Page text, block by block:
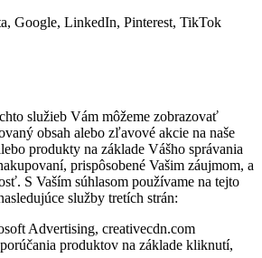
Google, LinkedIn, Pinterest, TikTok
služieb Vám môžeme zobrazovať
obsah alebo zľavové akcie na naše
produkty na základe Vášho správania
prispôsobené Vašim záujmom, a
S Vaším súhlasom používame na tejto
služby tretích strán:
Advertising, creativecdn.com
produktov na základe kliknutí,